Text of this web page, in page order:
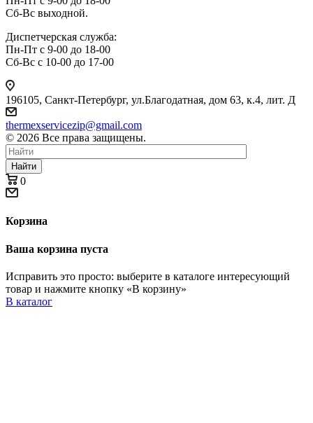
Сб-Вс выходной.
Диспетчерская служба:
Пн-Пт с 9-00 до 18-00
Сб-Вс с 10-00 до 17-00
196105, Санкт-Петербург, ул.Благодатная, дом 63, к.4, лит. Д
thermexservicezip@gmail.com
© 2026 Все права защищены.
Найти
0
Корзина
Ваша корзина пуста
Исправить это просто: выберите в каталоге интересующий
товар и нажмите кнопку «В корзину»
В каталог